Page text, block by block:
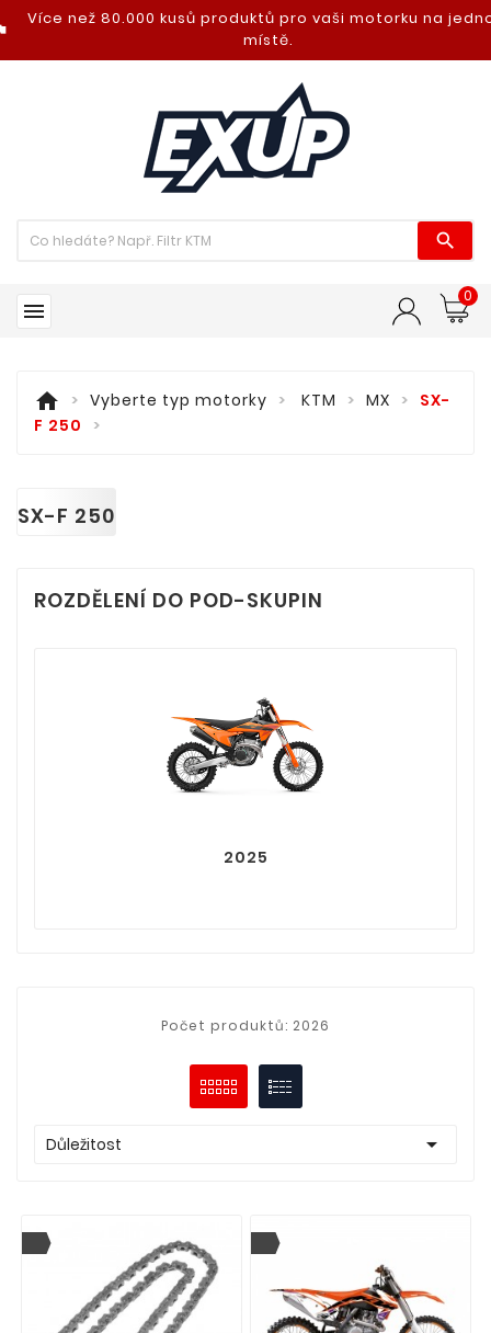
Více než 80.000 kusů produktů pro vaši motorku na
místě.


0
home Vyberte typ motorky KTM MX
SX-
F 250
SX-F 250
ROZDĚLENÍ DO POD-SKUPIN
2025
Počet produktů: 2026
Důležitost 